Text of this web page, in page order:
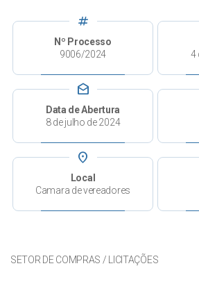
tag
Nº Processo
9006/2024
4
drafts
Data de Abertura
8 de julho de 2024
place
Local
Camara de vereadores
SETOR DE COMPRAS / LICITAÇÕES